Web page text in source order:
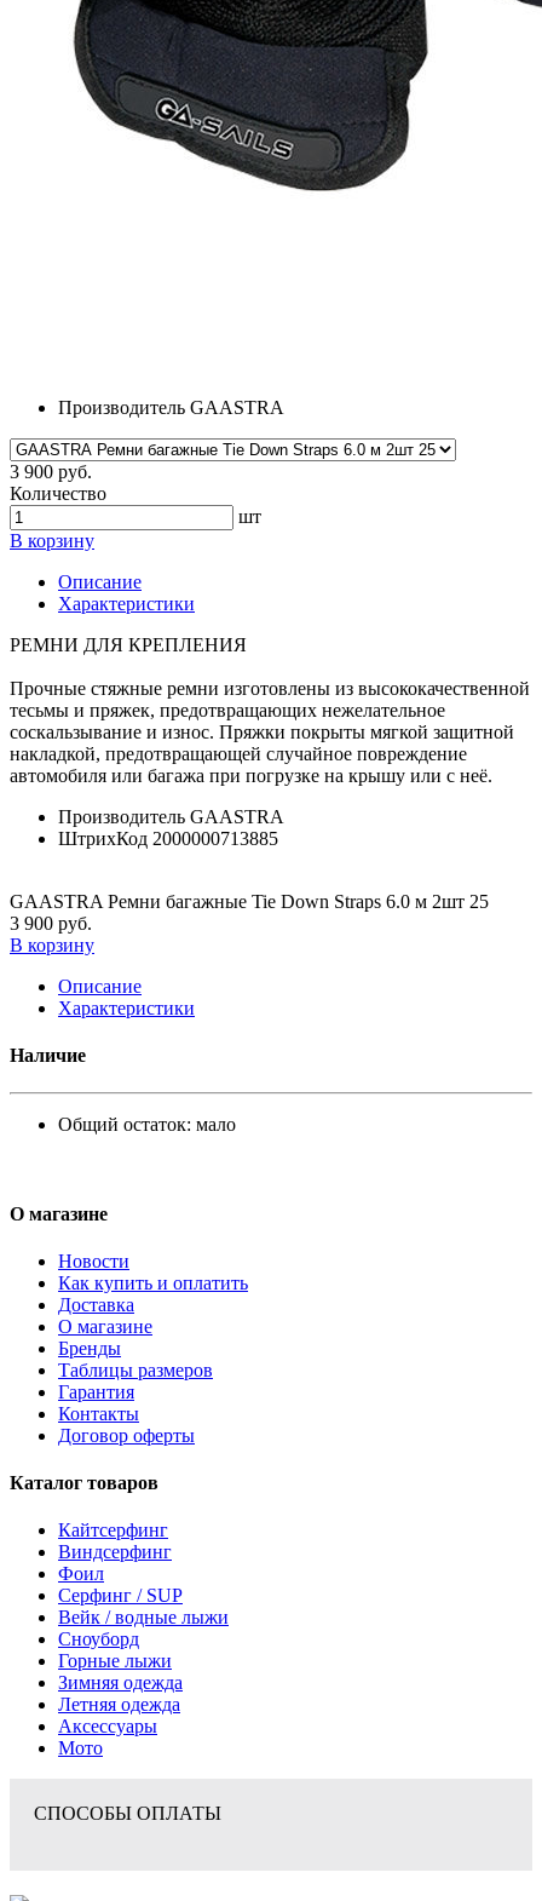
Производитель GAASTRA
3 900 руб.
Количество
шт
В корзину
Описание
Характеристики
РЕМНИ ДЛЯ КРЕПЛЕНИЯ
Прочные стяжные ремни изготовлены из высококачественной
тесьмы и пряжек, предотвращающих нежелательное
соскальзывание и износ. Пряжки покрыты мягкой защитной
накладкой, предотвращающей случайное повреждение
автомобиля или багажа при погрузке на крышу или с неё.
Производитель GAASTRA
ШтрихКод 2000000713885
GAASTRA Ремни багажные Tie Down Straps 6.0 м 2шт 25
3 900 руб.
В корзину
Описание
Характеристики
Наличие
Общий остаток: мало
О магазине
Новости
Как купить и оплатить
Доставка
О магазине
Бренды
Таблицы размеров
Гарантия
Контакты
Договор оферты
Каталог товаров
Кайтсерфинг
Виндсерфинг
Фоил
Серфинг / SUP
Вейк / водные лыжи
Сноуборд
Горные лыжи
Зимняя одежда
Летняя одежда
Аксессуары
Мото
СПОСОБЫ ОПЛАТЫ